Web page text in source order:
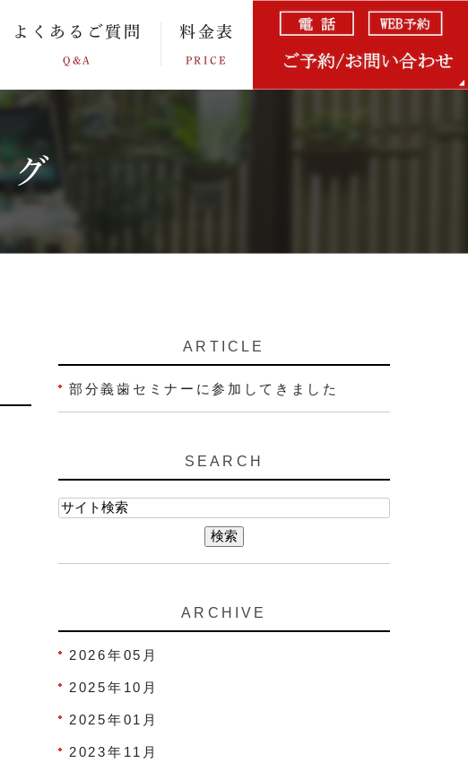
よくあるご質問
Q&A
料金表
PRICE
グ
ARTICLE
部分義歯セミナーに参加してきました
SEARCH
ARCHIVE
2026年05月
2025年10月
2025年01月
2023年11月